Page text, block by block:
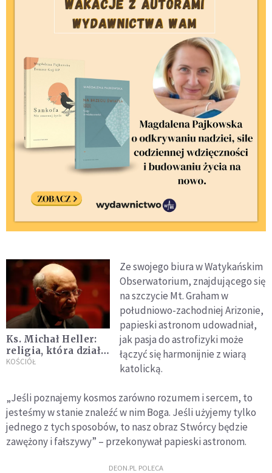
Ks. Michał Heller:
religia, która działa
wbrew rozumowi, to
KOŚCIÓŁ
Ze swojego biura w Watykańskim
Obserwatorium, znajdującego się
na szczycie Mt. Graham w
południowo-zachodniej Arizonie,
papieski astronom udowadniał,
jak pasja do astrofizyki może
łączyć się harmonijnie z wiarą
katolicką.
„Jeśli poznajemy kosmos zarówno rozumem i sercem, to
jesteśmy w stanie znaleźć w nim Boga. Jeśli użyjemy tylko
jednego z tych sposobów, to nasz obraz Stwórcy będzie
zawężony i fałszywy” – przekonywał papieski astronom.
DEON.PL POLECA